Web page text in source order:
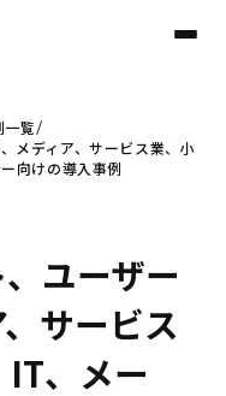
一覧
メディア、サービス業、小
向けの導入事例
ユーザー
サービス
、メー